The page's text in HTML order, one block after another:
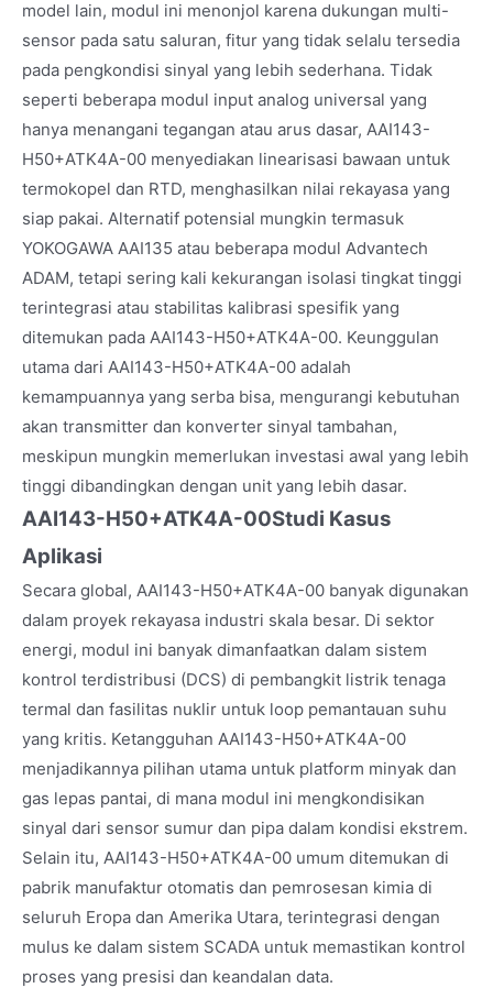
model lain, modul ini menonjol karena dukungan multi-
sensor pada satu saluran, fitur yang tidak selalu tersedia
pada pengkondisi sinyal yang lebih sederhana. Tidak
seperti beberapa modul input analog universal yang
hanya menangani tegangan atau arus dasar, AAI143-
H50+ATK4A-00 menyediakan linearisasi bawaan untuk
termokopel dan RTD, menghasilkan nilai rekayasa yang
siap pakai. Alternatif potensial mungkin termasuk
YOKOGAWA AAI135 atau beberapa modul Advantech
ADAM, tetapi sering kali kekurangan isolasi tingkat tinggi
terintegrasi atau stabilitas kalibrasi spesifik yang
ditemukan pada AAI143-H50+ATK4A-00. Keunggulan
utama dari AAI143-H50+ATK4A-00 adalah
kemampuannya yang serba bisa, mengurangi kebutuhan
akan transmitter dan konverter sinyal tambahan,
meskipun mungkin memerlukan investasi awal yang lebih
tinggi dibandingkan dengan unit yang lebih dasar.
AAI143-H50+ATK4A-00Studi Kasus
Aplikasi
Secara global, AAI143-H50+ATK4A-00 banyak digunakan
dalam proyek rekayasa industri skala besar. Di sektor
energi, modul ini banyak dimanfaatkan dalam sistem
kontrol terdistribusi (DCS) di pembangkit listrik tenaga
termal dan fasilitas nuklir untuk loop pemantauan suhu
yang kritis. Ketangguhan AAI143-H50+ATK4A-00
menjadikannya pilihan utama untuk platform minyak dan
gas lepas pantai, di mana modul ini mengkondisikan
sinyal dari sensor sumur dan pipa dalam kondisi ekstrem.
Selain itu, AAI143-H50+ATK4A-00 umum ditemukan di
pabrik manufaktur otomatis dan pemrosesan kimia di
seluruh Eropa dan Amerika Utara, terintegrasi dengan
mulus ke dalam sistem SCADA untuk memastikan kontrol
proses yang presisi dan keandalan data.